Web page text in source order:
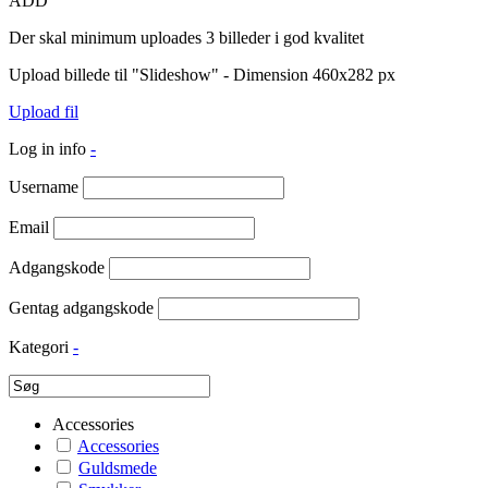
Der skal minimum uploades 3 billeder i god kvalitet
Upload billede til "Slideshow" - Dimension 460x282 px
Upload fil
Log in info -
Username
Email
Adgangskode
Gentag adgangskode
Kategori -
Accessories
Accessories
Guldsmede